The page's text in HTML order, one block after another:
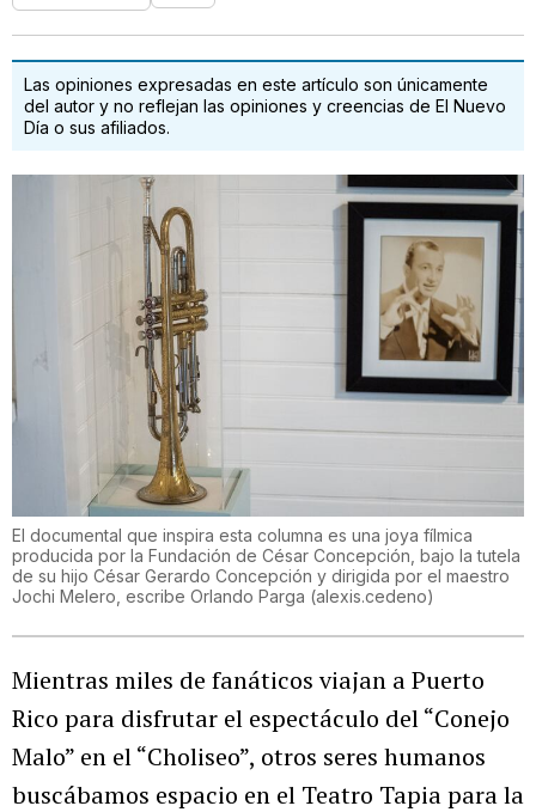
Las opiniones expresadas en este artículo son únicamente
del autor y no reflejan las opiniones y creencias de El Nuevo
Día o sus afiliados.
El documental que inspira esta columna es una joya fílmica
producida por la Fundación de César Concepción, bajo la tutela
de su hijo César Gerardo Concepción y dirigida por el maestro
Jochi Melero, escribe Orlando Parga (alexis.cedeno)
Mientras miles de fanáticos viajan a Puerto
Rico para disfrutar el espectáculo del “Conejo
Malo” en el “Choliseo”, otros seres humanos
buscábamos espacio en el Teatro Tapia para la